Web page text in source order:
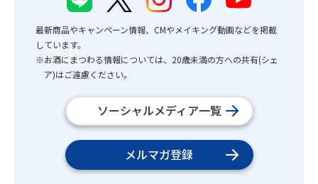
最新商品やキャンペーン情報、CMやメイキング動画などを掲載
しています。
※お酒にまつわる情報については、20歳未満の方への共有(シェ
ア)はご遠慮ください。
ソーシャルメディア一覧
メルマガ登録